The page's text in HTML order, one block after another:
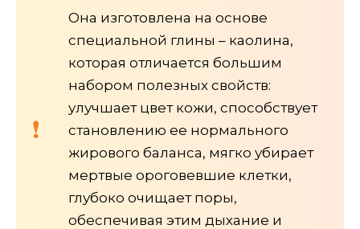
Она изготовлена на основе
специальной глины – каолина,
которая отличается большим
набором полезных свойств:
улучшает цвет кожи, способствует
становлению ее нормального
жирового баланса, мягко убирает
мертвые ороговевшие клетки,
глубоко очищает поры,
обеспечивая этим дыхание и